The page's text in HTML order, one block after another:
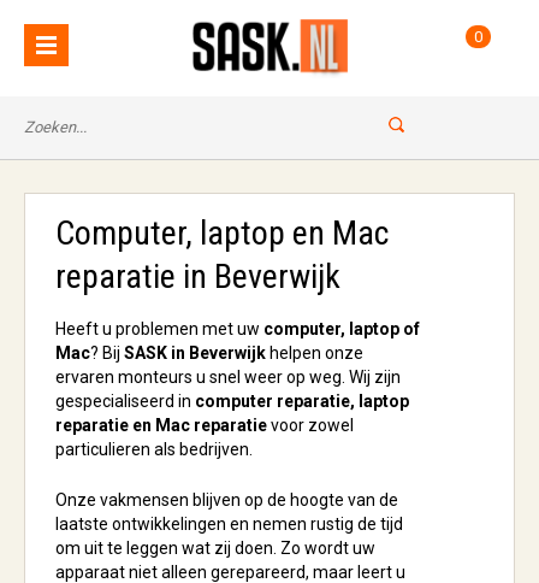
0
Computer, laptop en Mac
reparatie in Beverwijk
Heeft u problemen met uw computer, laptop of
Mac? Bij SASK in Beverwijk helpen onze
ervaren monteurs u snel weer op weg. Wij zijn
gespecialiseerd in computer reparatie, laptop
reparatie en Mac reparatievoor zowel
particulieren als bedrijven.
Onze vakmensen blijven op de hoogte van de
laatste ontwikkelingen en nemen rustig de tijd
om uit te leggen wat zij doen. Zo wordt uw
apparaat niet alleen gerepareerd, maar leert u